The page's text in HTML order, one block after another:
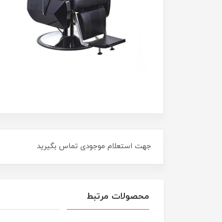
جهت استعلام موجودی تماس بگیرید
محصولات مرتبط